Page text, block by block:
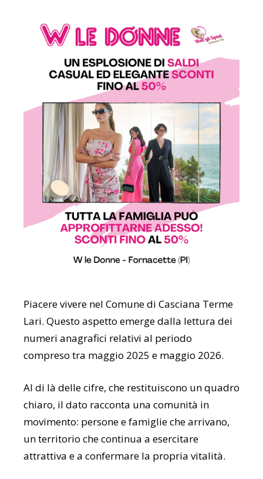
Piacere vivere nel Comune di Casciana Terme
Lari. Questo aspetto emerge dalla lettura dei
numeri anagrafici relativi al periodo
compreso tra maggio 2025 e maggio 2026.
Al di là delle cifre, che restituiscono un quadro
chiaro, il dato racconta una comunità in
movimento: persone e famiglie che arrivano,
un territorio che continua a esercitare
attrattiva e a confermare la propria vitalità.